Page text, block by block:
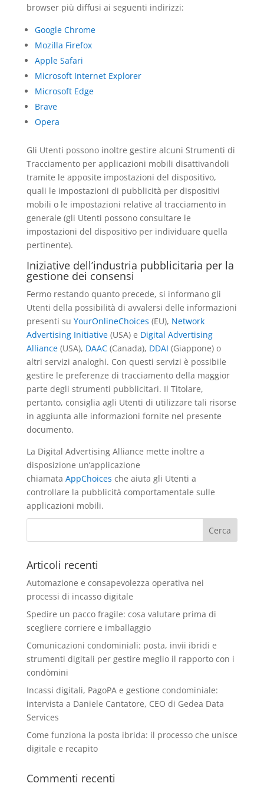
browser più diffusi ai seguenti indirizzi:
Google Chrome
Mozilla Firefox
Apple Safari
Microsoft Internet Explorer
Microsoft Edge
Brave
Opera
Gli Utenti possono inoltre gestire alcuni Strumenti di
Tracciamento per applicazioni mobili disattivandoli
tramite le apposite impostazioni del dispositivo,
quali le impostazioni di pubblicità per dispositivi
mobili o le impostazioni relative al tracciamento in
generale (gli Utenti possono consultare le
impostazioni del dispositivo per individuare quella
pertinente).
Iniziative dell’industria pubblicitaria per la
gestione dei consensi
Fermo restando quanto precede, si informano gli
Utenti della possibilità di avvalersi delle informazioni
presenti su YourOnlineChoices (EU), Network
Advertising Initiative(USA) e Digital Advertising
Alliance(USA), DAAC(Canada), DDAI (Giappone) o
altri servizi analoghi. Con questi servizi è possibile
gestire le preferenze di tracciamento della maggior
parte degli strumenti pubblicitari. Il Titolare,
pertanto, consiglia agli Utenti di utilizzare tali risorse
in aggiunta alle informazioni fornite nel presente
documento.
La Digital Advertising Alliance mette inoltre a
disposizione un’applicazione
chiamata AppChoices che aiuta gli Utenti a
controllare la pubblicità comportamentale sulle
applicazioni mobili.
Articoli recenti
Automazione e consapevolezza operativa nei
processi di incasso digitale
Spedire un pacco fragile: cosa valutare prima di
scegliere corriere e imballaggio
Comunicazioni condominiali: posta, invii ibridi e
strumenti digitali per gestire meglio il rapporto con i
condòmini
Incassi digitali, PagoPA e gestione condominiale:
intervista a Daniele Cantatore, CEO di Gedea Data
Services
Come funziona la posta ibrida: il processo che unisce
digitale e recapito
Commenti recenti